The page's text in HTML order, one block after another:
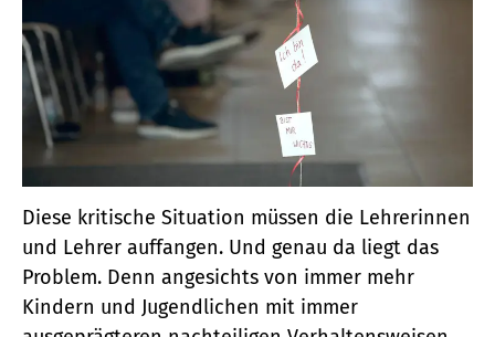
Diese kritische Situation müssen die Lehrerinnen
und Lehrer auffangen. Und genau da liegt das
Problem. Denn angesichts von immer mehr
Kindern und Jugendlichen mit immer